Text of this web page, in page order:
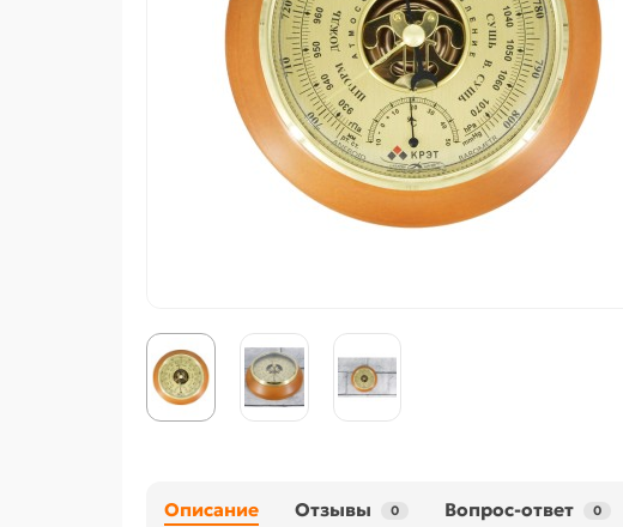
Описание Отзывы 0 Вопрос-ответ 0